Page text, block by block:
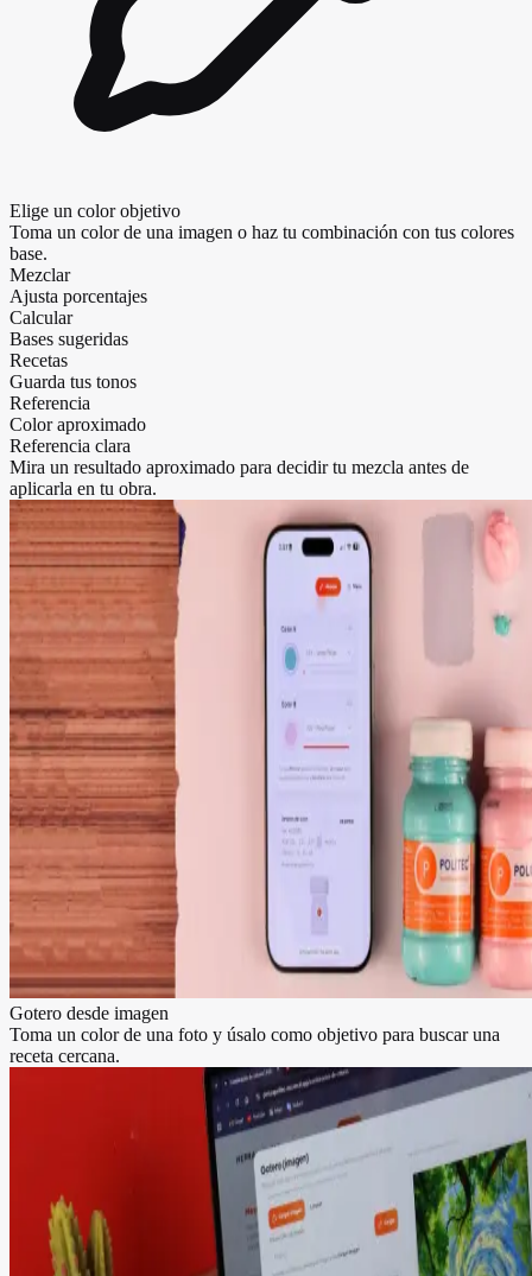
Elige un color objetivo
Toma un color de una imagen o haz tu combinación con tus colores
base.
Mezclar
Ajusta porcentajes
Calcular
Bases sugeridas
Recetas
Guarda tus tonos
Referencia
Color aproximado
Referencia clara
Mira un resultado aproximado para decidir tu mezcla antes de
aplicarla en tu obra.
Gotero desde imagen
Toma un color de una foto y úsalo como objetivo para buscar una
receta cercana.